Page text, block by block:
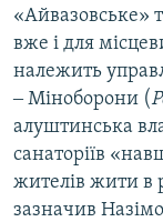
«Айвазовське»
вже і для
належить
‒ Міноборони (
алуштинська
санаторіїв
жителів жити в
зазначив